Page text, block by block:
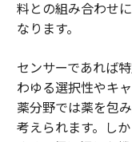
料との組み合わせ
なります。
センサーであれば
わゆる選択性やキ
薬分野では薬を包
考えられます。し